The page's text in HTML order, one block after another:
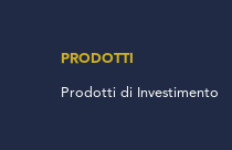
PRODOTTI
Prodotti di Investimento